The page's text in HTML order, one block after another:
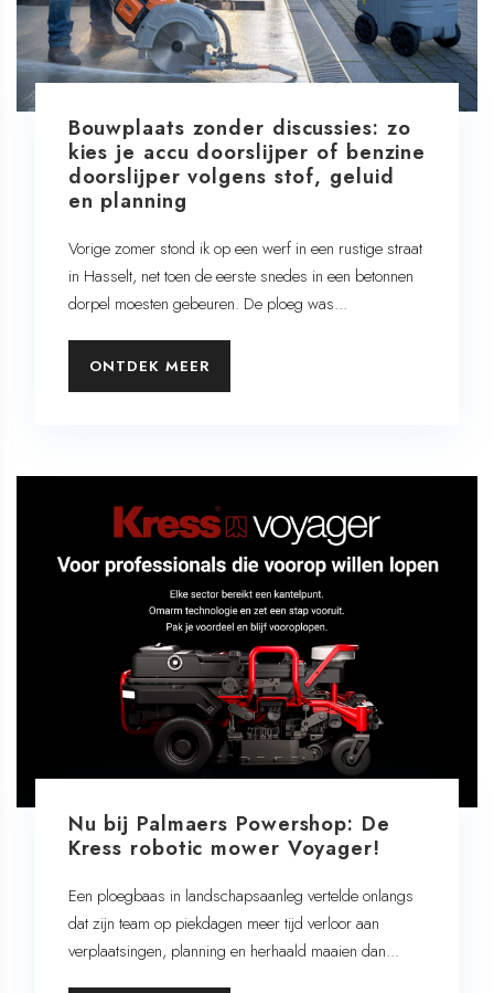
Bouwplaats zonder discussies: zo
kies je accu doorslijper of benzine
doorslijper volgens stof, geluid
en planning
Vorige zomer stond ik op een werf in een rustige straat
in Hasselt, net toen de eerste snedes in een betonnen
dorpel moesten gebeuren. De ploeg was...
ONTDEK MEER
Nu bij Palmaers Powershop: De
Kress robotic mower Voyager!
Een ploegbaas in landschapsaanleg vertelde onlangs
dat zijn team op piekdagen meer tijd verloor aan
verplaatsingen, planning en herhaald maaien dan...